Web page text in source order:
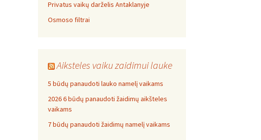
Privatus vaikų darželis Antaklanyje
Osmoso filtrai
Aiksteles vaiku zaidimui lauke
5 būdų panaudoti lauko namelį vaikams
2026 6 būdų panaudoti žaidimų aikšteles
vaikams
7 būdų panaudoti žaidimų namelį vaikams